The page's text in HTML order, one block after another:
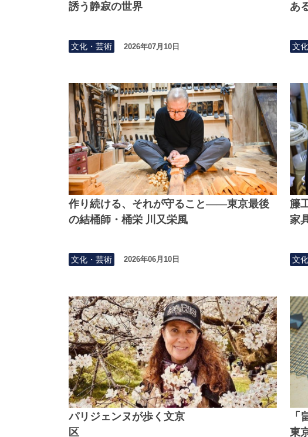
誘う静寂の世界
文化・芸術 2026年07月10日
あ
文
作り続ける、それが守ること——東京最後
の結桶師・桶栄 川又栄風
文化・芸術 2026年06月10日
籐
家
文
パリジェンヌが歩く文京
区
「
東